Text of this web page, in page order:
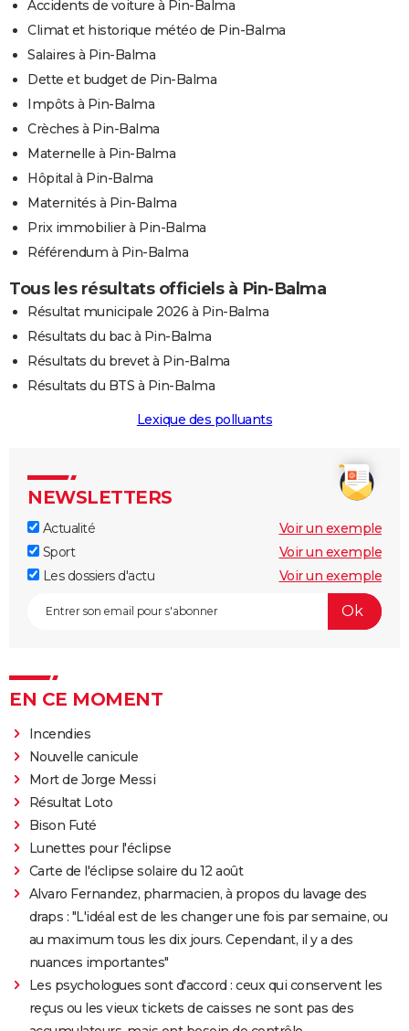
Accidents de voiture à Pin-Balma
Climat et historique météo de Pin-Balma
Salaires à Pin-Balma
Dette et budget de Pin-Balma
Impôts à Pin-Balma
Crèches à Pin-Balma
Maternelle à Pin-Balma
Hôpital à Pin-Balma
Maternités à Pin-Balma
Prix immobilier à Pin-Balma
Référendum à Pin-Balma
Tous les résultats officiels à Pin-Balma
Résultat municipale 2026 à Pin-Balma
Résultats du bac à Pin-Balma
Résultats du brevet à Pin-Balma
Résultats du BTS à Pin-Balma
Lexique des polluants
NEWSLETTERS
Actualité
Voir un exemple
Sport
Voir un exemple
Les dossiers d'actu
Voir un exemple
EN CE MOMENT
Incendies
Nouvelle canicule
Mort de Jorge Messi
Résultat Loto
Bison Futé
Lunettes pour l'éclipse
Carte de l'éclipse solaire du 12 août
Alvaro Fernandez, pharmacien, à propos du lavage des
draps : "L'idéal est de les changer une fois par semaine, ou
au maximum tous les dix jours. Cependant, il y a des
nuances importantes"
Les psychologues sont d'accord : ceux qui conservent les
reçus ou les vieux tickets de caisses ne sont pas des